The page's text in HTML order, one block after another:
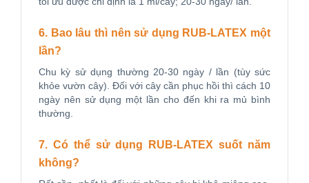
6. Bao lâu thì nên sử dụng RUB-LATEX một
lần?
Chu kỳ sử dụng thường 20-30 ngày / lần (tùy sức
khỏe vườn cây). Đối với cây cần phục hồi thì cách 10
ngày nên sử dụng một lần cho đến khi ra mủ bình
thường.
7. Có thể sử dụng RUB-LATEX suốt năm
không?